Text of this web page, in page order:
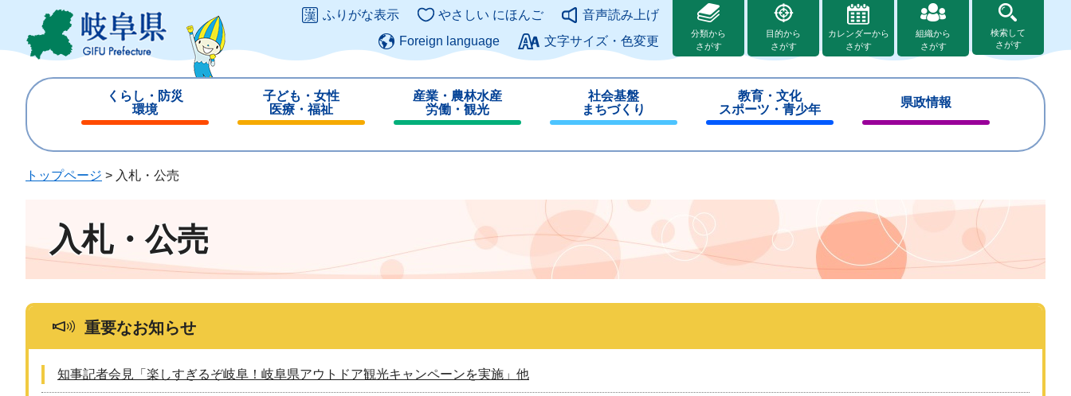
ジ
ュ
このページの本文へ
ふりがな表示 やさしい にほんご
音声読み上げ
Foreign language
文字サイズ・色変更
分類から
さがす
目的から
さがす
カレンダーから
さがす
組織から
さがす
検索して
さがす
くらし・防災
環境
じ
子ども・女性
医療・福祉
じ
産業・農林水産
労働・観光
じ
社会基盤
まちづくり
じ
教育・文化
スポーツ・青少年
じ
県政情報
じ
トップページ > 入札・公売
入札・公売
重要なお知らせ
知事記者会見「楽しすぎるぞ岐阜！岐阜県アウトドア観光キャンペーンを実施」他